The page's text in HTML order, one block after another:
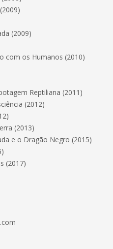
(2009)
com os Humanos (2010)
Reptiliana (2011)
(2012)
(2013)
e o Dragão Negro (2015)
(2017)